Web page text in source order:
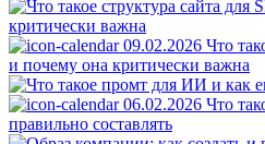
09.02.2026 Что
и почему она критически важна
06.02.2026 Что
правильно составлять